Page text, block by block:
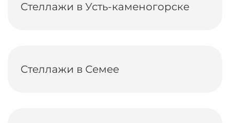
Стеллажи в Усть-каменогорске
Стеллажи в Семее